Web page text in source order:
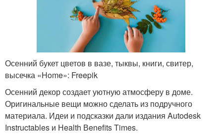
Осенний букет цветов в вазе, тыквы, книги, свитер,
высечка «Home»: Freepik
Осенний декор создает уютную атмосферу в доме.
Оригинальные вещи можно сделать из подручного
материала. Идеи и подсказки дали издания Autodesk
Instructables и Нealth Вenefits Times.